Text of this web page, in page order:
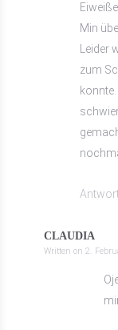
Min
zum
CLAUDIA
Written on 2.